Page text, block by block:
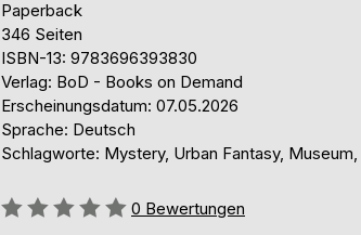
Paperback
346 Seiten
ISBN-13: 9783696393830
Verlag: BoD - Books on Demand
Erscheinungsdatum: 07.05.2026
Sprache: Deutsch
Schlagworte: Mystery, Urban Fantasy,
Bewertung::
0 Bewertungen